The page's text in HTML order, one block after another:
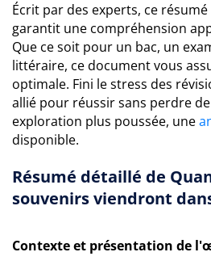
Écrit par des experts, ce
garantit une compréhension
Que ce soit pour un bac, un
littéraire, ce document vous
optimale. Fini le stress des
allié pour réussir sans perdre
exploration plus poussée, une
disponible.
Résumé détaillé de
souvenirs viendront
Contexte et présentation de